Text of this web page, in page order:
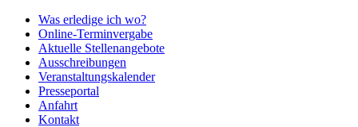
Was erledige ich wo?
Online-Terminvergabe
Aktuelle Stellenangebote
Ausschreibungen
Veranstaltungskalender
Presseportal
Anfahrt
Kontakt